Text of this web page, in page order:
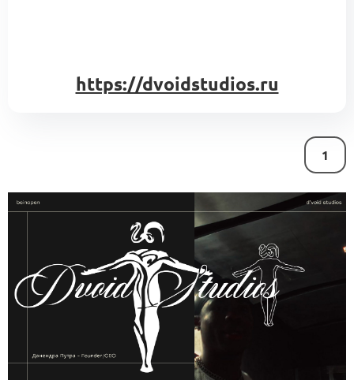
https://dvoidstudios.ru
1